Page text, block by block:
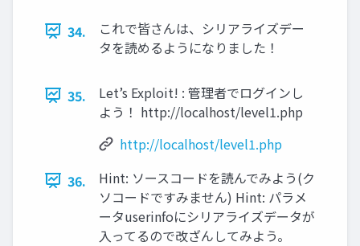
34.
これで皆さんは、シリアライズデー
タを読めるようになりました！
35.
Let’s Exploit! : 管理者でログインし
よう！ http://localhost/level1.php
http://localhost/level1.php
36.
Hint: ソースコードを読んでみよう(ク
ソコードですみません) Hint: パラメ
ータuserinfoにシリアライズデータが
入ってるので改ざんしてみよう。